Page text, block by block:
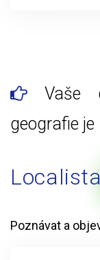
Vaše
geografie je
Localista
Poznávat a